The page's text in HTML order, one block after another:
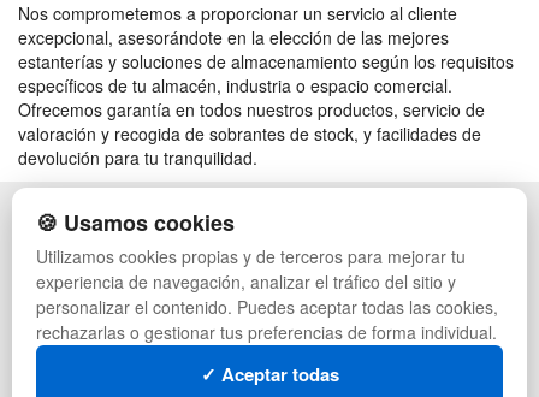
Nos comprometemos a proporcionar un servicio al cliente
excepcional, asesorándote en la elección de las mejores
estanterías y soluciones de almacenamiento según los requisitos
específicos de tu almacén, industria o espacio comercial.
Ofrecemos garantía en todos nuestros productos, servicio de
valoración y recogida de sobrantes de stock, y facilidades de
devolución para tu tranquilidad.
POLÍTICA DE PRIVACIDAD
CONDICIONES DE USO
CAMBIOS Y DEVOLUCIONES
CONTACTO
QUIENES SOMOS
MAPA WEB
PREGUNTAS FRECUENTES
PALETS DE PLÁSTICO
MANUTENCIÓN
GESTIÓN DE RESIDUOS
PALETS
CONTENEDORES DE PLÁSTICO
LIQUIDACIÓN Y SOBRANTES
🍪 Usamos cookies
Utilizamos cookies propias y de terceros para mejorar tu
experiencia de navegación, analizar el tráfico del sitio y
personalizar el contenido. Puedes aceptar todas las cookies,
rechazarlas o gestionar tus preferencias de forma individual.
✓ Aceptar todas